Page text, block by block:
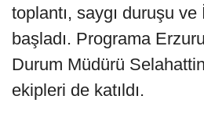
toplantı, saygı duruşu
başladı. Programa
Durum Müdürü
ekipleri de katıldı.